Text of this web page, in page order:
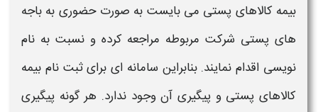
بیمه کالاهای پستی می بایست به صورت حضوری به باجه
های پستی شرکت مربوطه مراجعه کرده و نسبت به نام
نویسی اقدام نمایند. بنابراین سامانه ای برایثبت نام بیمه
کالاهای پستیو پیگیری آن وجود ندارد. هر گونه پیگیری